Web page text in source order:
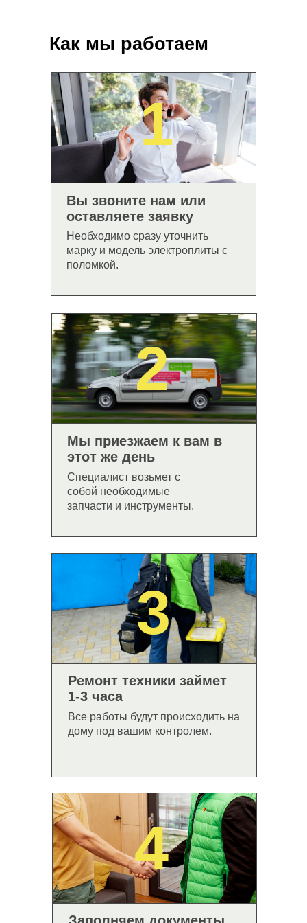
Вы звоните нам или
оставляете заявку
Необходимо сразу уточнить
марку и модель электроплиты с
поломкой.
Мы приезжаем к вам в
этот же день
Специалист возьмет с
собой необходимые
запчасти и инструменты.
Ремонт техники займет
1-3 часа
Все работы будут происходить на
дому под вашим контролем.
Как мы работаем
1
2
3
4